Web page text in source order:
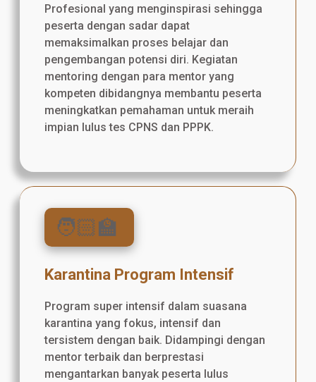
Profesional yang menginspirasi sehingga
peserta dengan sadar dapat
memaksimalkan proses belajar dan
pengembangan potensi diri. Kegiatan
mentoring dengan para mentor yang
kompeten dibidangnya membantu peserta
meningkatkan pemahaman untuk meraih
impian lulus tes CPNS dan PPPK.
🧑🏻‍🏫
Karantina Program Intensif
Program super intensif dalam suasana
karantina yang fokus, intensif dan
tersistem dengan baik. Didampingi dengan
mentor terbaik dan berprestasi
mengantarkan banyak peserta lulus